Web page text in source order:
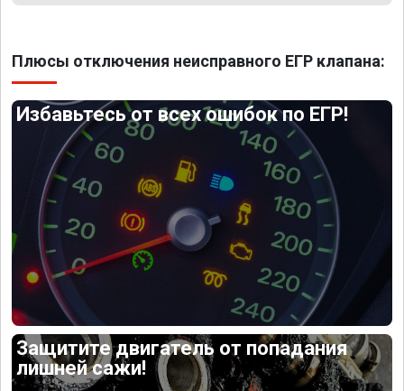
Плюсы отключения неисправного ЕГР клапана:
Избавьтесь от всех ошибок по ЕГР!
Защитите двигатель от попадания
лишней сажи!